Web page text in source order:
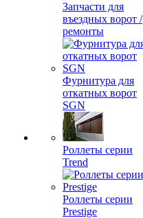
Запчасти для
въездных ворот /
ремонты
Фурнитура для
откатных ворот
SGN
Роллеты серии
Trend
Роллеты серии
Prestige